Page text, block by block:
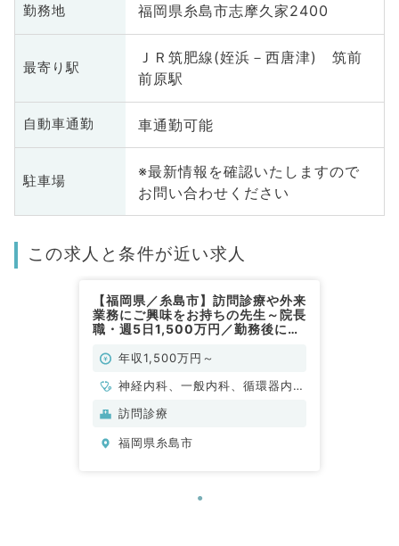
勤務地 福岡県糸島市志摩久家2400
最寄り駅
ＪＲ筑肥線(姪浜－西唐津) 筑前
前原駅
自動車通勤 車通勤可能
駐車場
※最新情報を確認いたしますので
お問い合わせください
この求人と条件が近い求人
【福岡県／糸島市】訪問診療や外来
業務にご興味をお持ちの先生～院長
職・週5日1,500万円／勤務後に昇
年収1,500万円～
神経内科、一般内科、循環器内
科、呼吸器内科、消化器内科、内
訪問診療
福岡県糸島市